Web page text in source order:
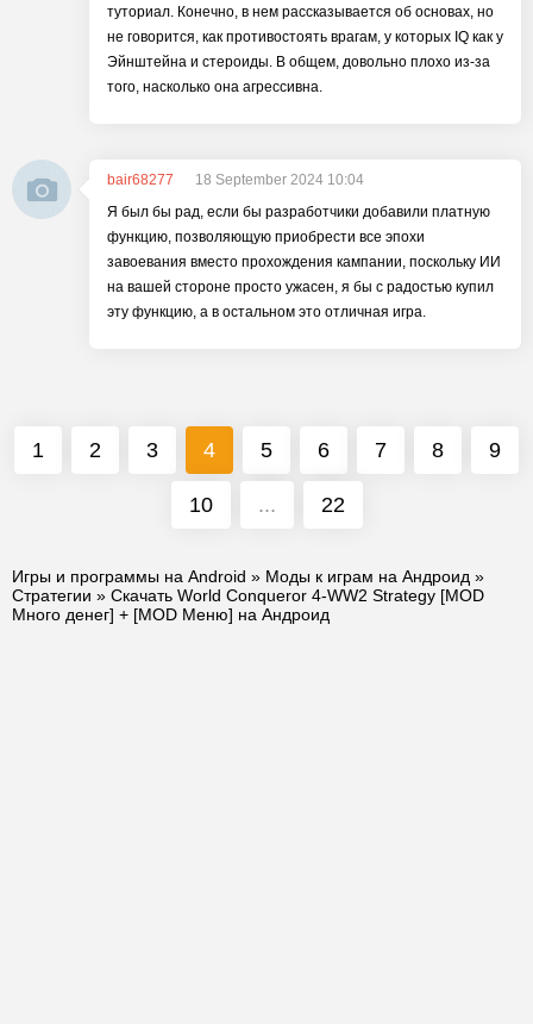
туториал. Конечно, в нем рассказывается об основах, но
не говорится, как противостоять врагам, у которых IQ как у
Эйнштейна и стероиды. В общем, довольно плохо из-за
того, насколько она агрессивна.
bair68277
18 September 2024 10:04
Я был бы рад, если бы разработчики добавили платную
функцию, позволяющую приобрести все эпохи
завоевания вместо прохождения кампании, поскольку ИИ
на вашей стороне просто ужасен, я бы с радостью купил
эту функцию, а в остальном это отличная игра.
1 2 3 4 5 6 7 8 9
10 ... 22
Игры и программы на Android » Моды к играм на Андроид »
Стратегии » Скачать World Conqueror 4-WW2 Strategy [MOD
Много денег] + [MOD Меню] на Андроид